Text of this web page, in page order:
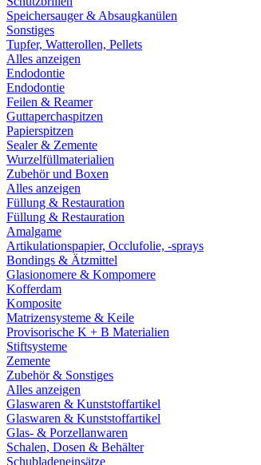
Speichersauger & Absaugkanülen
Sonstiges
Tupfer, Watterollen, Pellets
Alles anzeigen
Endodontie
Endodontie
Feilen & Reamer
Guttaperchaspitzen
Papierspitzen
Sealer & Zemente
Wurzelfüllmaterialien
Zubehör und Boxen
Alles anzeigen
Füllung & Restauration
Füllung & Restauration
Amalgame
Artikulationspapier, Occlufolie, -sprays
Bondings & Ätzmittel
Glasionomere & Kompomere
Kofferdam
Komposite
Matrizensysteme & Keile
Provisorische K + B Materialien
Stiftsysteme
Zemente
Zubehör & Sonstiges
Alles anzeigen
Glaswaren & Kunststoffartikel
Glaswaren & Kunststoffartikel
Glas- & Porzellanwaren
Schalen, Dosen & Behälter
Schubladeneinsätze